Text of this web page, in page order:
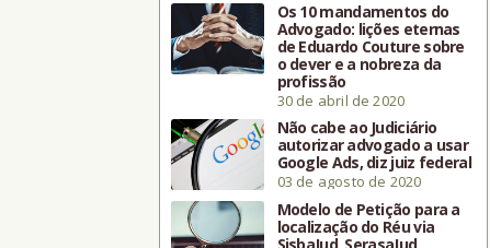
Os 10 mandamentos do
Advogado: lições eternas
de Eduardo Couture sobre
o dever e a nobreza da
profissão
30 de abril de 2020
Não cabe ao Judiciário
autorizar advogado a usar
Google Ads, diz juiz federal
03 de agosto de 2020
Modelo de Petição para a
localização do Réu via